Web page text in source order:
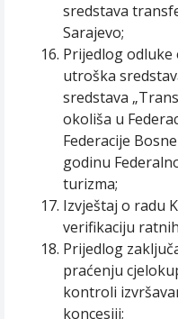
sredstava
Sarajevo;
Prijedlog
utroška
sredstava
okoliša u
Federacije
godinu
turizma;
Izvještaj o radu
verifikaciju
Prijedlog
praćenju
kontroli
koncesiji;